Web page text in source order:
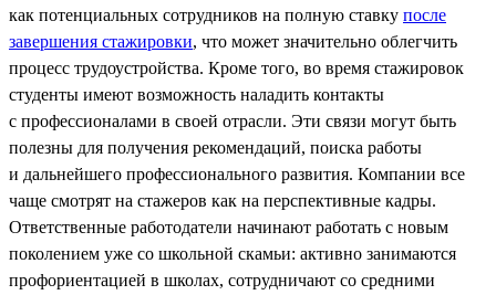
как потенциальных сотрудников на полную ставку после
завершения стажировки, что может значительно облегчить
процесс трудоустройства​. Кроме того, во время стажировок
студенты имеют возможность наладить контакты
с профессионалами в своей отрасли. Эти связи могут быть
полезны для получения рекомендаций, поиска работы
и дальнейшего профессионального развития. Компании все
чаще смотрят на стажеров как на перспективные кадры.
Ответственные работодатели начинают работать с новым
поколением уже со школьной скамьи: активно занимаются
профориентацией в школах, сотрудничают со средними